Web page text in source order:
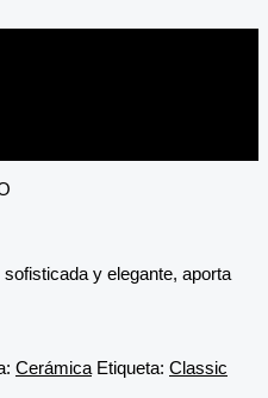
y elegante, aporta
Cerámica Etiqueta: Classic